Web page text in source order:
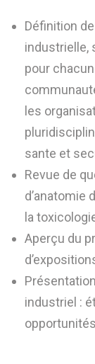
Définition
industrielle,
pour
les
sante et
Revue de
d’anatomie
la
Aperçu du
industriel :